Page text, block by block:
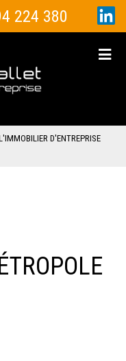
224 380
D'ENTREPRISE